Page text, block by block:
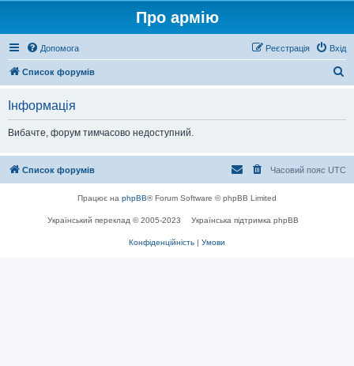
Про армію
Допомога Вхід
Реєстрація
Список форумів
Інформація
Вибачте, форум тимчасово недоступний.
Список форумів Часовий пояс UTC
Працює на phpBB® Forum Software © phpBB Limited
Український переклад © 2005-2023 Українська підтримка phpBB
Конфіденційність | Умови